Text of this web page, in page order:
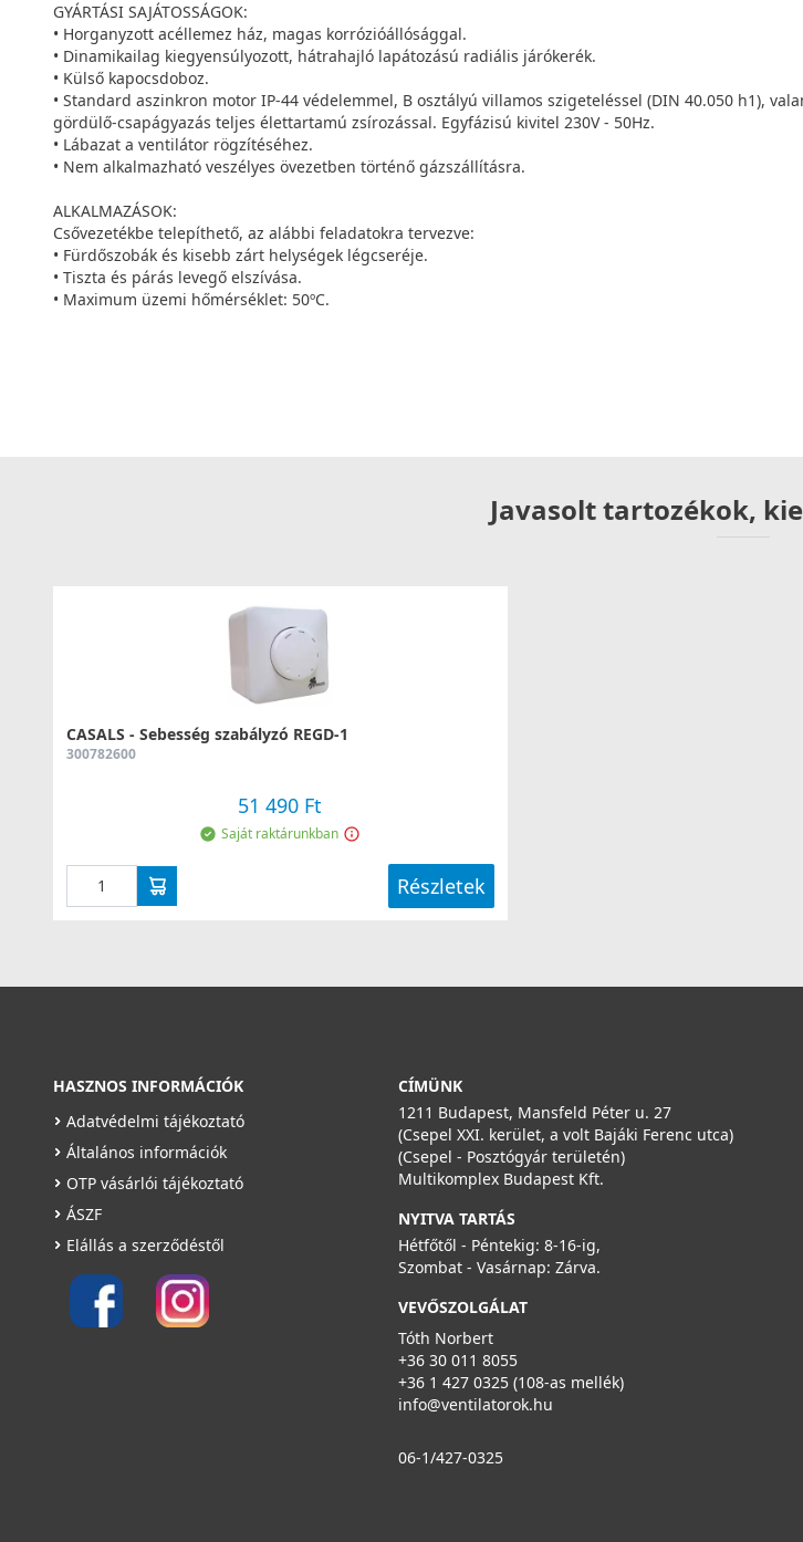
GYÁRTÁSI SAJÁTOSSÁGOK:
• Horganyzott acéllemez ház, magas korrózióállósággal.
• Dinamikailag kiegyensúlyozott, hátrahajló lapátozású radiális járókerék.
• Külső kapocsdoboz.
• Standard aszinkron motor IP-44 védelemmel, B osztályú villamos szigeteléssel (DIN 40.050 h1),
gördülő-csapágyazás teljes élettartamú zsírozással. Egyfázisú kivitel 230V - 50Hz.
• Lábazat a ventilátor rögzítéséhez.
• Nem alkalmazható veszélyes övezetben történő gázszállításra.
ALKALMAZÁSOK:
Csővezetékbe telepíthető, az alábbi feladatokra tervezve:
• Fürdőszobák és kisebb zárt helységek légcseréje.
• Tiszta és párás levegő elszívása.
• Maximum üzemi hőmérséklet: 50ºC.
Javasolt tartozékok,
CASALS - Sebesség szabályzó REGD-1
300782600
51 490 Ft
Saját raktárunkban
Részletek
HASZNOS INFORMÁCIÓK
Adatvédelmi tájékoztató
Általános információk
OTP vásárlói tájékoztató
ÁSZF
Elállás a szerződéstől
CÍMÜNK
1211 Budapest, Mansfeld Péter u. 27
(Csepel XXI. kerület, a volt Bajáki Ferenc utca)
(Csepel - Posztógyár területén)
Multikomplex Budapest Kft.
NYITVA TARTÁS
Hétfőtől - Péntekig: 8-16-ig,
Szombat - Vasárnap: Zárva.
VEVŐSZOLGÁLAT
Tóth Norbert
+36 30 011 8055
+36 1 427 0325 (108-as mellék)
info@ventilatorok.hu
06-1/427-0325